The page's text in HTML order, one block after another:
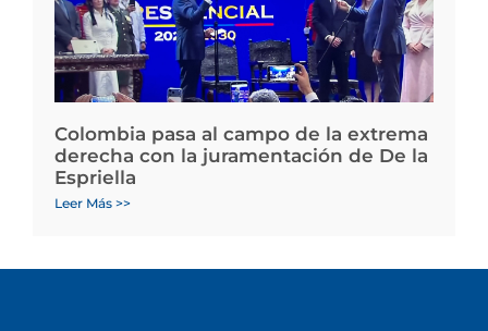
Colombia pasa al campo de la extrema
derecha con la juramentación de De la
Espriella
Leer Más >>